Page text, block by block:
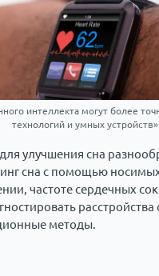
интеллекта могут более
технологий и умных
улучшения сна
сна с помощью
частоте сердечных
расстройства
методы.